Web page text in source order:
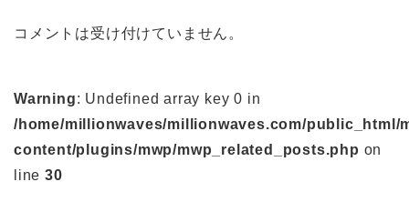
コメントは受け付けていません。
Warning: Undefined array key 0 in
/home/millionwaves/millionwaves.com/public_html/
content/plugins/mwp/mwp_related_posts.php on
line 30